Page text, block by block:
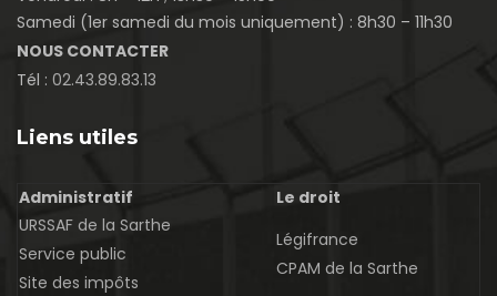
Samedi (1er samedi du mois uniquement) : 8h30 – 11h30
NOUS CONTACTER
Tél : 02.43.89.83.13
Liens utiles
Administratif
Le droit
URSSAF de la Sarthe
Service public
Site des impôts
Légifrance
CPAM de la Sarthe